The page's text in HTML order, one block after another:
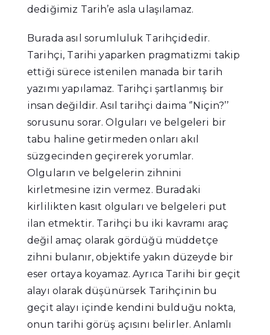
dediğimiz Tarih’e asla ulaşılamaz.
Burada asıl sorumluluk Tarihçidedir.
Tarihçi, Tarihi yaparken pragmatizmi takip
ettiği sürece istenilen manada bir tarih
yazımı yapılamaz. Tarihçi şartlanmış bir
insan değildir. Asıl tarihçi daima ‘’Niçin?’’
sorusunu sorar. Olguları ve belgeleri bir
tabu haline getirmeden onları akıl
süzgecinden geçirerek yorumlar.
Olguların ve belgelerin zihnini
kirletmesine izin vermez. Buradaki
kirlilikten kasıt olguları ve belgeleri put
ilan etmektir. Tarihçi bu iki kavramı araç
değil amaç olarak gördüğü müddetçe
zihni bulanır, objektife yakın düzeyde bir
eser ortaya koyamaz. Ayrıca Tarihi bir geçit
alayı olarak düşünürsek Tarihçinin bu
geçit alayı içinde kendini bulduğu nokta,
onun tarihi görüş açısını belirler. Anlamlı